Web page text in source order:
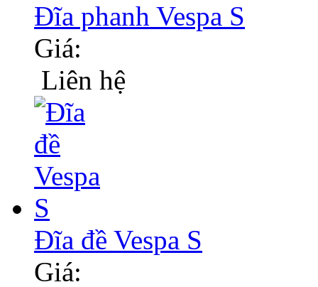
Đĩa phanh Vespa S
Giá:
Liên hệ
Đĩa đề Vespa S
Giá: